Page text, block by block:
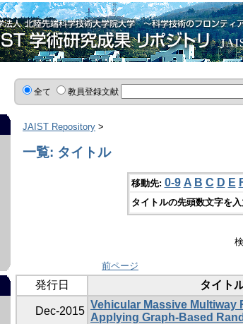
全て 教員登録文献
JAIST Repository >
一覧: タイトル
移動先: 0-9 A B C D E
タイトルの先頭数文字を
前ページ
発行日 タイト
Dec-2015
Vehicular Massive Multiway
Applying Graph-Based